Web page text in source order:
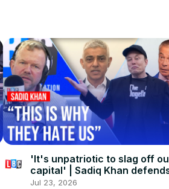
'It's unpatriotic to slag off
capital' | Sadiq Khan
London
Jul 23, 2026